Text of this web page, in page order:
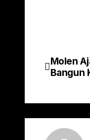
Molen
Bangun